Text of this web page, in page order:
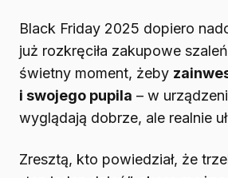
Black Friday 2025 dopiero
już rozkręciła zakupowe
świetny moment, żeby
i swojego pupila – w
wyglądają dobrze, ale realnie
Zresztą, kto powiedział, że